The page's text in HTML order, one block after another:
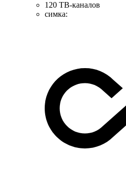
120 ТВ-каналов
симка: